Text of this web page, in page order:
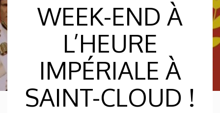
WEEK-END À
L’HEURE
IMPÉRIALE À
SAINT-CLOUD !